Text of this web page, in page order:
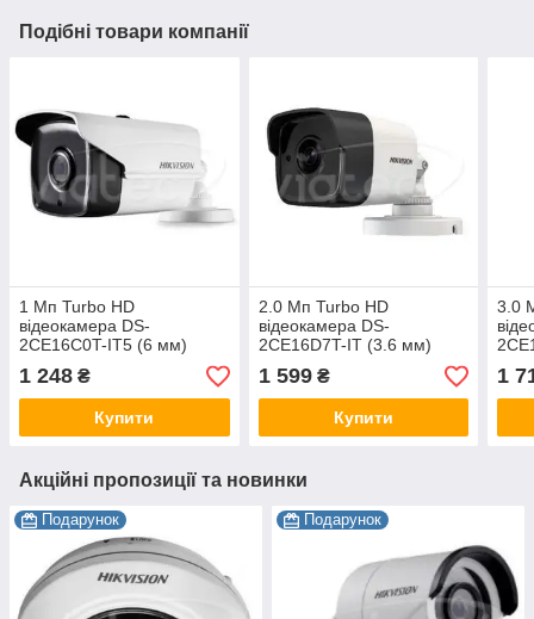
Подібні товари компанії
1 Мп Turbo HD
відеокамера DS-
2CE16C0T-IT5 (6 мм)
1 248 ₴
Купити
2.0 Мп Turbo HD
відеокамера DS-
2CE16D7T-IT (3.6 мм)
1 599₴
Купити
3.0
1
Акційні пропозиції та новинки
Подарунок Подарунок